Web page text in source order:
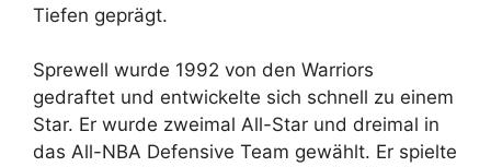
Tiefen geprägt.
Sprewell wurde 1992 von den Warriors
gedraftet und entwickelte sich schnell zu einem
Star. Er wurde zweimal All-Star und dreimal in
das All-NBA Defensive Team gewählt. Er spielte